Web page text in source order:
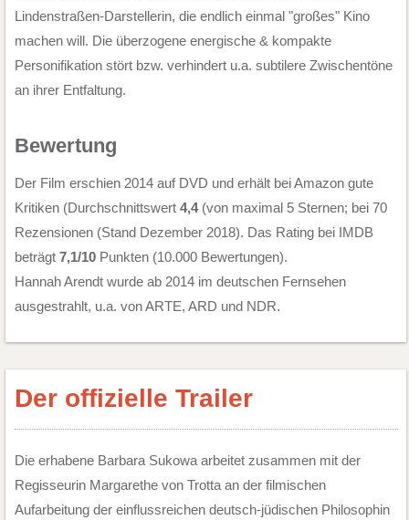
Lindenstraßen-Darstellerin, die endlich einmal "großes" Kino
machen will. Die überzogene energische & kompakte
Personifikation stört bzw. verhindert u.a. subtilere Zwischentöne
an ihrer Entfaltung.
Bewertung
Der Film erschien 2014 auf DVD und erhält bei Amazon gute
Kritiken (Durchschnittswert 4,4(von maximal 5 Sternen; bei 70
Rezensionen (Stand Dezember 2018). Das Rating bei IMDB
beträgt 7,1/10Punkten (10.000 Bewertungen).
Hannah Arendt wurde ab 2014 im deutschen Fernsehen
ausgestrahlt, u.a. von ARTE, ARD und NDR.
Der offizielle Trailer
Die erhabene Barbara Sukowa arbeitet zusammen mit der
Regisseurin Margarethe von Trotta an der filmischen
Aufarbeitung der einflussreichen deutsch-jüdischen Philosophin